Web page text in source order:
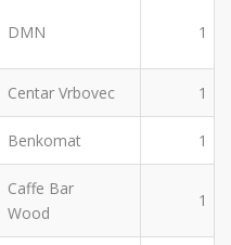
DMN 1
Centar Vrbovec 1
Benkomat 1
Caffe Bar
Wood
1